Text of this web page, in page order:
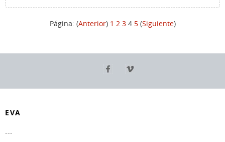
Página: (Anterior) 1 2 3 4 5 (Siguiente)
EVA
---